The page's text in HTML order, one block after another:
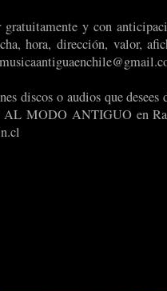
gratuitamente y con
hora, dirección, valor,
discos o audios que
AL MODO ANTIGUO en